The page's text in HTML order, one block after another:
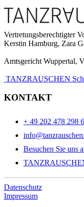
Vertretungsberechtigter
Kerstin Hamburg, Zara
Amtsgericht Wuppertal,
TANZRAUSCHEN
KONTAKT
+ 49 202 478 298
Besuchen Sie uns
Datenschutz
Impressum